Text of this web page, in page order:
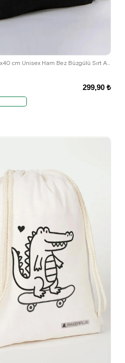
Rakerplus Siyah 35x40 cm Unisex Ham Bez Büzgülü Sırt Ayakkabı Çantası
299,90 ₺